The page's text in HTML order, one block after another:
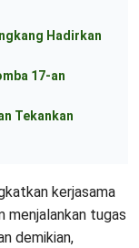
Hadirkan
17-an
Tekankan
kerjasama
menjalankan tugas
demikian,